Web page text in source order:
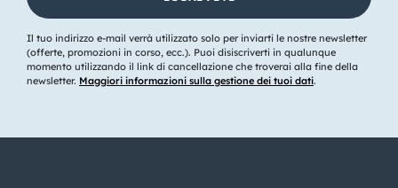
Il tuo indirizzo e-mail verrà utilizzato solo per inviarti le nostre newsletter
(offerte, promozioni in corso, ecc.). Puoi disiscriverti in qualunque
momento utilizzando il link di cancellazione che troverai alla fine della
newsletter. Maggiori informazioni sulla gestione dei tuoi dati.